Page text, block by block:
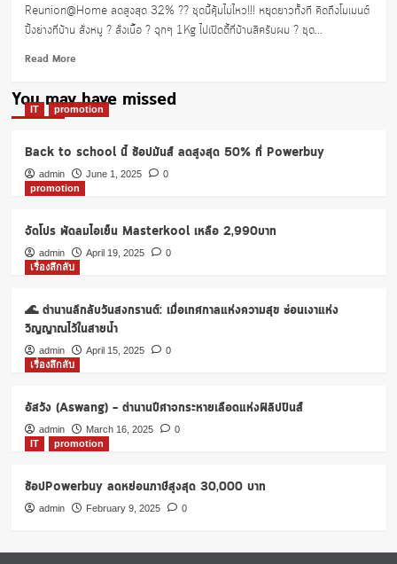
Reunion@Home ลดสูงสุด 32% ?? ชุดนี้คุ้มไม่ไหว!!! หยุดยาวทั้งที คิดถึงโมเมนต์
ปิ้งย่างที่บ้าน สั่งหมู ? สั่งเนื้อ ? จุกๆ 1Kg ไปเปิดตี้ที่บ้านสิครับผม ? ชุด...
Read MoreRead
about
โปร
AKA
Reunion@Home
ลด
32%
You may have missed
IT promotion
Back to school นี้ ช้อปมันส์ ลดสูงสุด 50% ที่ Powerbuy
admin June 1, 2025
0
promotion
จัดโปร พัดลมไอเย็น Masterkool เหลือ 2,990บาท
admin April 19, 2025
0
เรื่องลึกลับ
🌊 ตำนานลึกลับวันสงกรานต์: เมื่อเทศกาลแห่งความสุข ซ่อนเงาแห่ง
วิญญาณไว้ในสายน้ำ
admin April 15, 2025
0
เรื่องลึกลับ
อัสวัง (Aswang) – ตำนานปีศาจกระหายเลือดแห่งฟิลิปปินส์
admin March 16, 2025
0
IT
promotion
ช้อปPowerbuy ลดหย่อนภาษีสูงสุด 30,000 บาท
admin February 9, 2025 0